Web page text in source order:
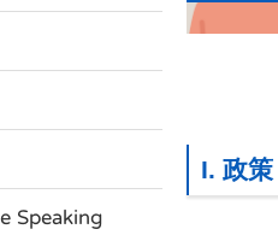
I. 政策
Speaking